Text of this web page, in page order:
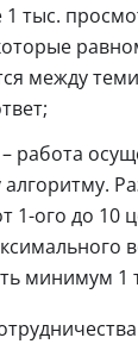
тыс.
между
работа
алгоритму.
1-ого до 10
минимум 1